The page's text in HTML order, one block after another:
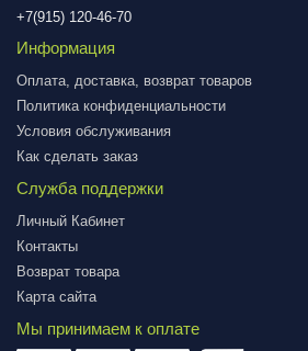
+7(915) 120-46-70
Информация
Оплата, доставка, возврат товаров
Политика конфиденциальности
Условия обслуживания
Как сделать заказ
Служба поддержки
Личный Кабинет
Контакты
Возврат товара
Карта сайта
Мы принимаем к оплате